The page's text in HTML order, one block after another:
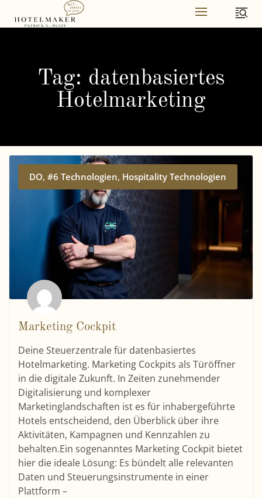
Skip
Tag: datenbasiertes
Hotelmarketing
DO,#6 Technologien, Hospitality Technologien
Marketing Cockpit
Deine Steuerzentrale für datenbasiertes
Hotelmarketing. Marketing Cockpits als Türöffner
in die digitale Zukunft. In Zeiten zunehmender
Digitalisierung und komplexer
Marketinglandschaften ist es für inhabergeführte
Hotels entscheidend, den Überblick über ihre
Aktivitäten, Kampagnen und Kennzahlen zu
behalten.Ein sogenanntes Marketing Cockpit bietet
hier die ideale Lösung: Es bündelt alle relevanten
Daten und Steuerungsinstrumente in einer
Plattform –